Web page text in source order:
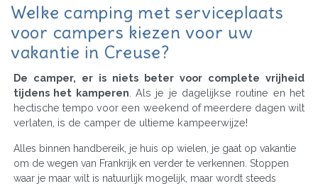
Welke camping met serviceplaats
voor campers kiezen voor uw
vakantie in Creuse?
De camper, er is niets beter voor complete vrijheid
tijdens het kamperen . Als je je dagelijkse routine en het
hectische tempo voor een weekend of meerdere dagen wilt
verlaten, is de camper de ultieme kampeerwijze!
Alles binnen handbereik, je huis op wielen, je gaat op vakantie
om de wegen van Frankrijk en verder te verkennen. Stoppen
waar je maar wilt is natuurlijk mogelijk, maar wordt steeds